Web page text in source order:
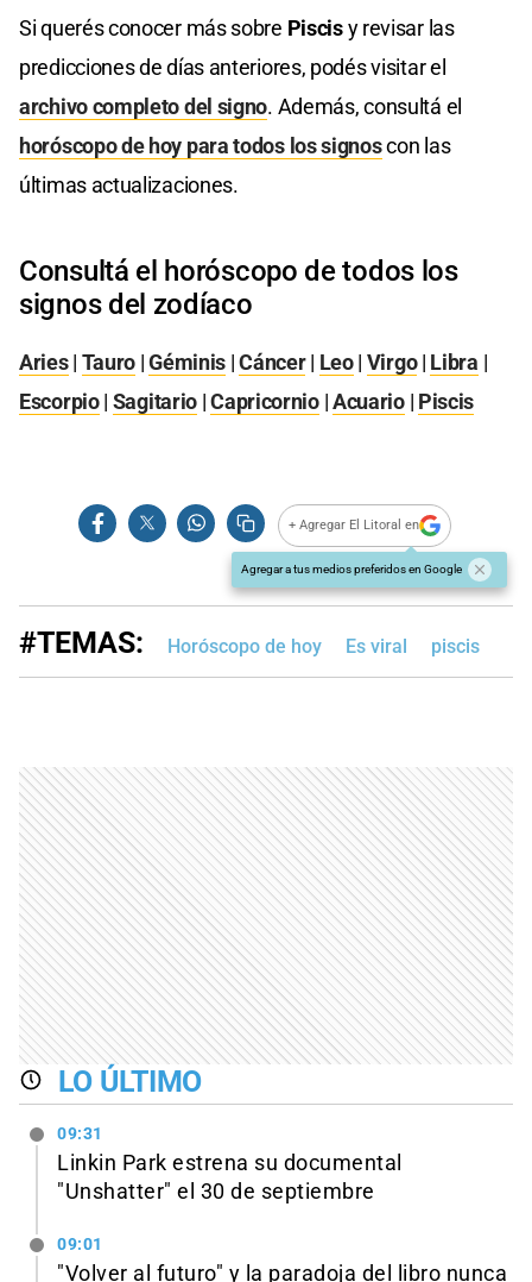
Si querés conocer más sobre Piscisy revisar las
predicciones de días anteriores, podés visitar el
archivo completo del signo. Además, consultá el
horóscopo de hoy para todos los signoscon las
últimas actualizaciones.
Consultá el horóscopo de todos los
signos del zodíaco
Aries| Tauro |Géminis |Cáncer| Leo| Virgo| Libra |
Escorpio| Sagitario |Capricornio|Acuario| Piscis
+ Agregar El Litoral en
Agregar a tus medios preferidos en Google
#TEMAS: Horóscopo de hoy Es viral piscis
LO ÚLTIMO
09:31
Linkin Park estrena su documental
"Unshatter" el 30 de septiembre
09:01
"Volver al futuro" y la paradoja del libro nunca